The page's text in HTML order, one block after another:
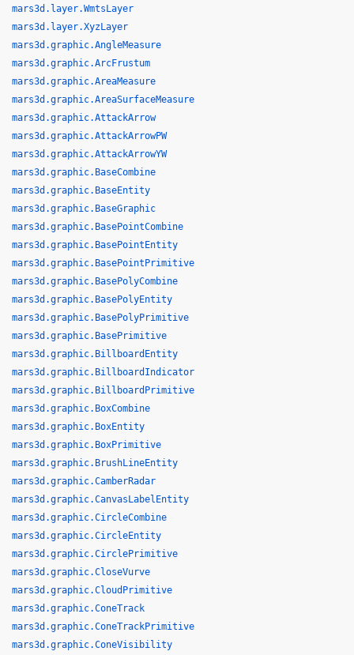
mars3d.layer.WmtsLayer
mars3d.layer.XyzLayer
mars3d.graphic.AngleMeasure
mars3d.graphic.ArcFrustum
mars3d.graphic.AreaMeasure
mars3d.graphic.AreaSurfaceMeasure
mars3d.graphic.AttackArrow
mars3d.graphic.AttackArrowPW
mars3d.graphic.AttackArrowYW
mars3d.graphic.BaseCombine
mars3d.graphic.BaseEntity
mars3d.graphic.BaseGraphic
mars3d.graphic.BasePointCombine
mars3d.graphic.BasePointEntity
mars3d.graphic.BasePointPrimitive
mars3d.graphic.BasePolyCombine
mars3d.graphic.BasePolyEntity
mars3d.graphic.BasePolyPrimitive
mars3d.graphic.BasePrimitive
mars3d.graphic.BillboardEntity
mars3d.graphic.BillboardIndicator
mars3d.graphic.BillboardPrimitive
mars3d.graphic.BoxCombine
mars3d.graphic.BoxEntity
mars3d.graphic.BoxPrimitive
mars3d.graphic.BrushLineEntity
mars3d.graphic.CamberRadar
mars3d.graphic.CanvasLabelEntity
mars3d.graphic.CircleCombine
mars3d.graphic.CircleEntity
mars3d.graphic.CirclePrimitive
mars3d.graphic.CloseVurve
mars3d.graphic.CloudPrimitive
mars3d.graphic.ConeTrack
mars3d.graphic.ConeTrackPrimitive
mars3d.graphic.ConeVisibility